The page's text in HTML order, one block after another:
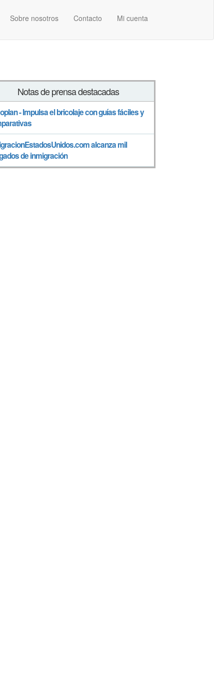
Sobre nosotros Contacto Mi cuenta
Notas de prensa destacadas
- Impulsa el bricolaje con guías fáciles y
alcanza mil
de inmigración